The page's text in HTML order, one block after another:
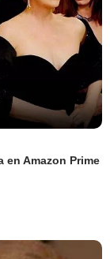
en Amazon Prime